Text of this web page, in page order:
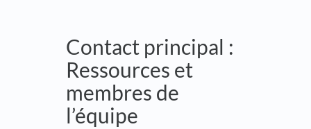
Contact principal :
Ressources et
membres de
l’équipe